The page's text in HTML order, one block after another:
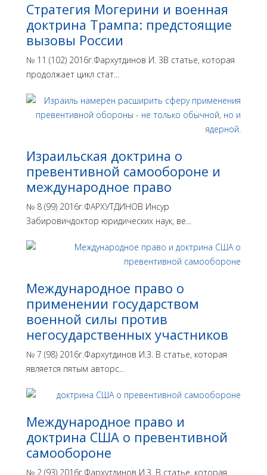
Стратегия Могерини и военная
доктрина Трампа: предстоящие
вызовы России
№ 11 (102) 2016г.Фархутдинов И. ЗВ статье, которая
продолжает цикл стат...
Израильская доктрина o
превентивной самообороне и
международное право
№ 8 (99) 2016г.ФАРХУТДИНОВ Инсур
Забировичдоктор юридических наук, ве...
Международное право о
применении государством
военной силы против
негосударственных участников
№ 7 (98) 2016г.Фархутдинов И.З. В статье, которая
является пятым авторс...
Международное право и
доктрина США о превентивной
самообороне
№ 2 (93) 2016г.Фархутдинов И.З. В статье, которая